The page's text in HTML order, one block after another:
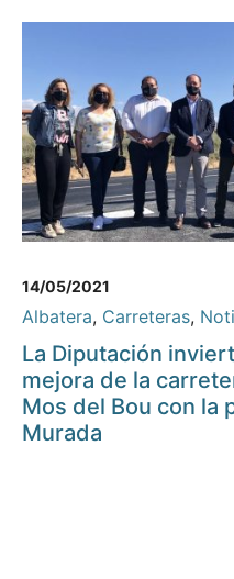
14/05/2021
Albatera, Carreteras,
La Diputación
mejora de la
Mos del Bou con la
Murada